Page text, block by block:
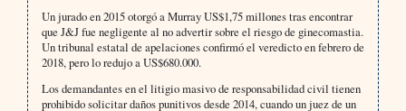
Un jurado en 2015 otorgó a Murray US$1,75 millones tras encontrar
que J&J fue negligente al no advertir sobre el riesgo de ginecomastia.
Un tribunal estatal de apelaciones confirmó el veredicto en febrero de
2018, pero lo redujo a US$680.000.
Los demandantes en el litigio masivo de responsabilidad civil tienen
prohibido solicitar daños punitivos desde 2014, cuando un juez de un